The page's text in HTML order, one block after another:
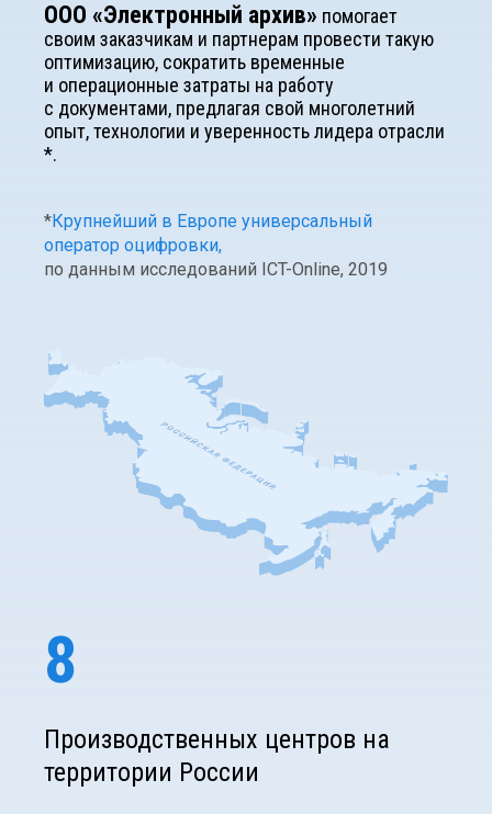
ООО «Электронный архив» помогает
своим заказчикам и партнерам провести такую
оптимизацию, сократить временные
и операционные затраты на работу
с документами, предлагая свой многолетний
опыт, технологии и уверенность лидера отрасли
*.
*Крупнейший в Европе универсальный
оператор оцифровки,
по данным исследований ICT-Online, 2019
8
Производственных центров на
территории России